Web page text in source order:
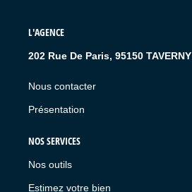
L'AGENCE
202 Rue De Paris, 95150 TAVERNY
Nous contacter
Présentation
NOS SERVICES
Nos outils
Estimez votre bien